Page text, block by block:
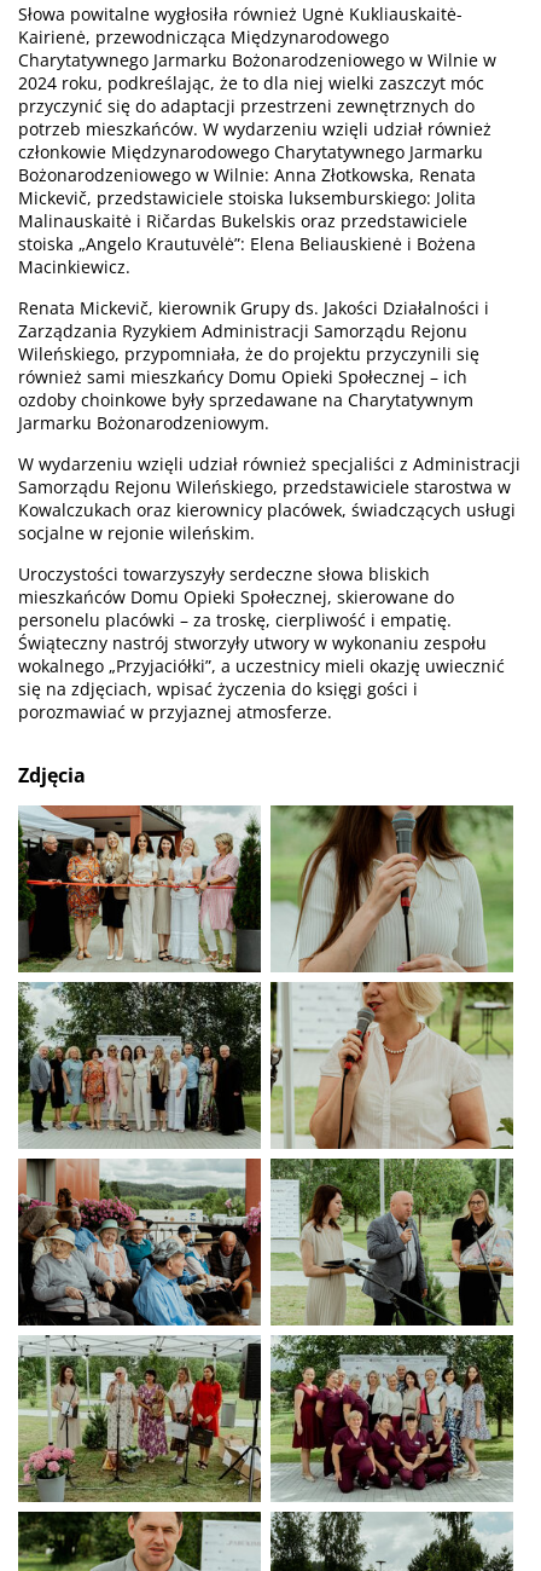
Słowa powitalne wygłosiła również Ugnė Kukliauskaitė-
Kairienė, przewodnicząca Międzynarodowego
Charytatywnego Jarmarku Bożonarodzeniowego w Wilnie w
2024 roku, podkreślając, że to dla niej wielki zaszczyt móc
przyczynić się do adaptacji przestrzeni zewnętrznych do
potrzeb mieszkańców. W wydarzeniu wzięli udział również
członkowie Międzynarodowego Charytatywnego Jarmarku
Bożonarodzeniowego w Wilnie: Anna Złotkowska, Renata
Mickevič, przedstawiciele stoiska luksemburskiego: Jolita
Malinauskaitė i Ričardas Bukelskis oraz przedstawiciele
stoiska „Angelo Krautuvėlė”: Elena Beliauskienė i Bożena
Macinkiewicz.
Renata Mickevič, kierownik Grupy ds. Jakości Działalności i
Zarządzania Ryzykiem Administracji Samorządu Rejonu
Wileńskiego, przypomniała, że do projektu przyczynili się
również sami mieszkańcy Domu Opieki Społecznej – ich
ozdoby choinkowe były sprzedawane na Charytatywnym
Jarmarku Bożonarodzeniowym.
W wydarzeniu wzięli udział również specjaliści z Administracji
Samorządu Rejonu Wileńskiego, przedstawiciele starostwa w
Kowalczukach oraz kierownicy placówek, świadczących usługi
socjalne w rejonie wileńskim.
Uroczystości towarzyszyły serdeczne słowa bliskich
mieszkańców Domu Opieki Społecznej, skierowane do
personelu placówki – za troskę, cierpliwość i empatię.
Świąteczny nastrój stworzyły utwory w wykonaniu zespołu
wokalnego „Przyjaciółki”, a uczestnicy mieli okazję uwiecznić
się na zdjęciach, wpisać życzenia do księgi gości i
porozmawiać w przyjaznej atmosferze.
Zdjęcia